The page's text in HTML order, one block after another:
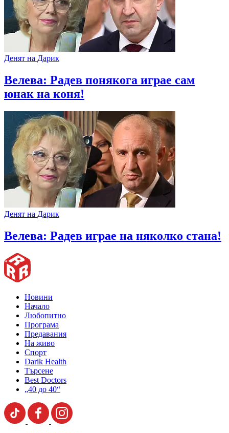
Денят на Дарик
Велева: Радев понякога играе сам
юнак на коня!
Денят на Дарик
Велева: Радев играе на няколко стана!
Новини
Начало
Любопитно
Програма
Предавания
На живо
Спорт
Darik Health
Търсене
Best Doctors
„40 до 40“